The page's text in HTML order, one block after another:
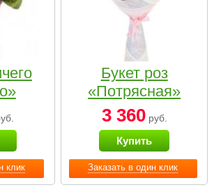
клик Заказать в один клик
Букет роз
«Потрясная»
3 360руб.
Купить